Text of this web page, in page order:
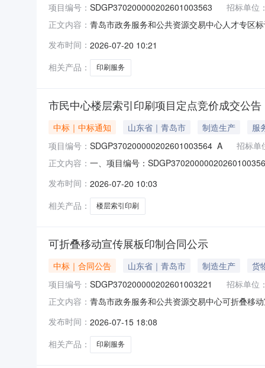
项目编号： SDGP370200000202601003563
招标单位
正文内容： 青岛市政务服务和公共资源交易中心人才专区
采购数量成交金额AC23090199其他印刷服务
发布时间： 2026-07-20 10:21
相关产品：
印刷服务
市民中心楼层索引印刷项目定点竞价成交公告
中标｜中标通知 山东省｜青岛市 制造生产
服
项目编号： SDGP370200000202601003564_A
招标单
正文内容： 一、项目编号：
审，报价有效的供应商为3家，报价情况如下
发布时间： 2026-07-20 10:03
相关产品：
楼层索引印刷
可折叠移动宣传展板印制合同公示
中标｜合同公告 山东省｜青岛市 制造生产
货
项目编号： SDGP370200000202601003221
招标单位
正文内容： 青岛市政务服务和公共资源交易中心可折叠移
66209832供应商（乙方）：青岛新环宇包装
发布时间： 2026-07-15 18:08
相关产品：
印刷服务